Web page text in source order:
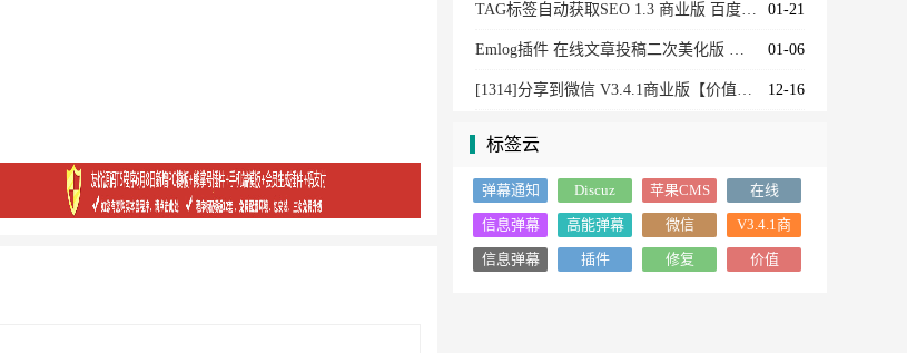
01-21
TAG标签自动获取SEO 1.3 商业版 百度优化工具 Discuz插件
01-06
Emlog插件 在线文章投稿二次美化版 已修复部分bug
12-16
[1314]分享到微信 V3.4.1商业版【价值299元】
标签云
弹幕通知
插件源码
Discuz 苹果CMS 在线
信息弹幕
效果
高能弹幕
条
微信
V3.4.1商
业版
信息弹幕
插件 修复 价值